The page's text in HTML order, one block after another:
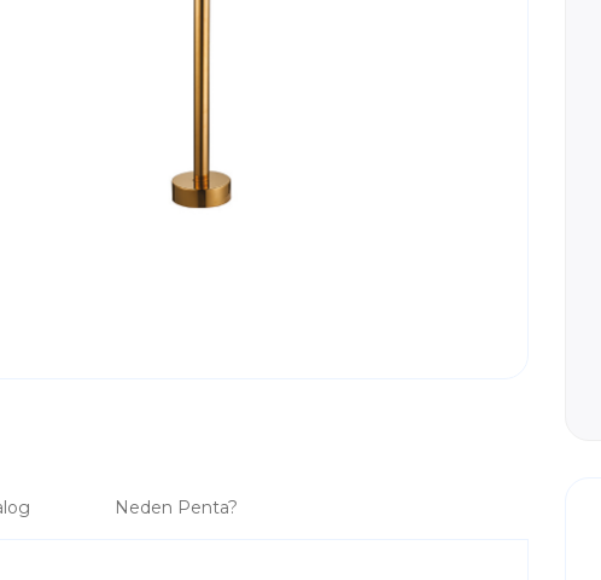
Neden Penta?